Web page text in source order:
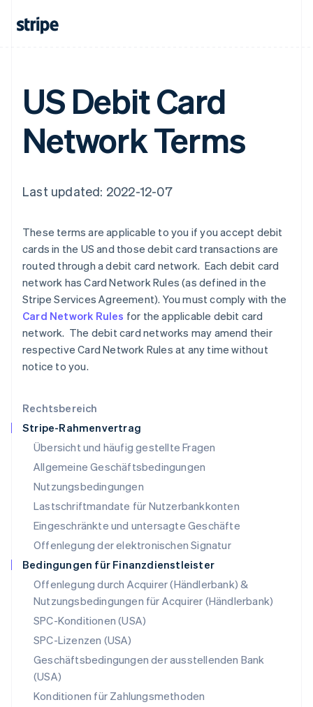
Rechtsbereich
Stripe-Rahmenvertrag
Übersicht und häufig gestellte Fragen
Allgemeine Geschäftsbedingungen
Nutzungsbedingungen
Lastschriftmandate für Nutzerbankkonten
Eingeschränkte und untersagte Geschäfte
Offenlegung der elektronischen Signatur
Bedingungen für Finanzdienstleister
Offenlegung durch Acquirer (Händlerbank) &
Nutzungsbedingungen für Acquirer (Händlerbank)
SPC-Konditionen (USA)
SPC-Lizenzen (USA)
Geschäftsbedingungen der ausstellenden Bank
(USA)
Konditionen für Zahlungsmethoden
US Debit Card
Network Terms
Last updated: 2022-12-07
These terms are applicable to you if you accept debit
cards in the US and those debit card transactions are
routed through a debit card network. Each debit card
network has Card Network Rules (as defined in the
Stripe Services Agreement). You must comply with the
Card Network Rules for the applicable debit card
network. The debit card networks may amend their
respective Card Network Rules at any time without
notice to you.
Français
Gibraltar
Indien
English
English
Italien
日本語English
Kroatien
EnglishItaliano
Lettland
Liechtenstein
DeutschEnglish
Litauen
English
Luxemburg
Malaysia
Malta
English
Mexiko
EspañolEnglish
Neuseeland
Niederlande
NederlandsEnglish
Norwegen
English
Österreich
DeutschEnglish
Polen
English
Portugal
PortuguêsEnglish
English
Schweden
Svenska
Deutsch Français Italiano English